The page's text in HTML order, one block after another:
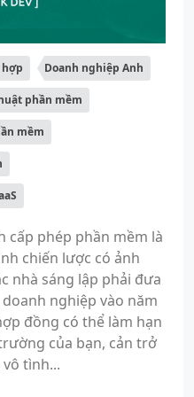
hợp Doanh nghiệp Anh
phần mềm
mềm
cấp phép phần mềm là
chiến lược có ảnh
nhà sáng lập phải đưa
nghiệp vào năm
đồng có thể làm hạn
của bạn, cản trở
tình...